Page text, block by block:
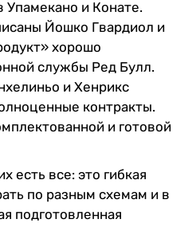
Упамекано и Конате.
Йошко Гвардиол и
хорошо
службы Ред Булл.
и Хенрикс
контракты.
и готовой
есть все: это гибкая
по разным схемам и в
подготовленная